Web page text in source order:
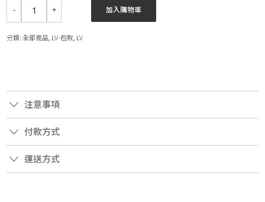
加入購物車
分類:全部商品 LV-包款 LV
注意事項
付款方式
運送方式